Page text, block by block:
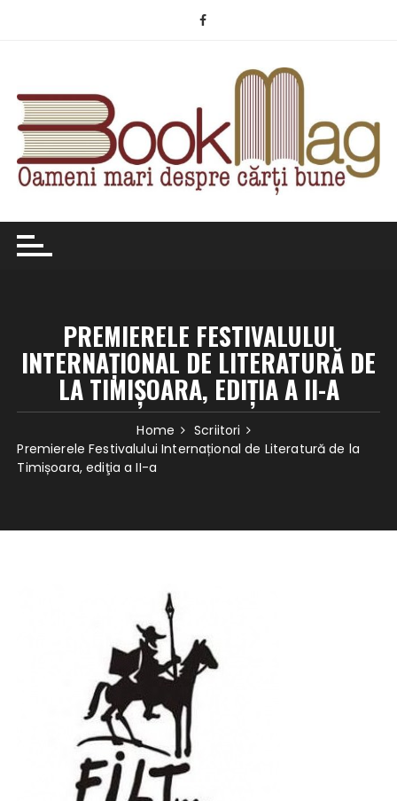
PREMIERELE FESTIVALULUI
INTERNAȚIONAL DE LITERATURĂ DE
LA TIMIȘOARA, EDIŢIA A II-A
Home
Scriitori
Premierele Festivalului Internațional de Literatură de la
Timișoara, ediţia a II-a